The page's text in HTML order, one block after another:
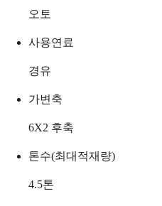
오토
사용연료
경유
가변축
6X2 후축
톤수(최대적재량)
4.5톤